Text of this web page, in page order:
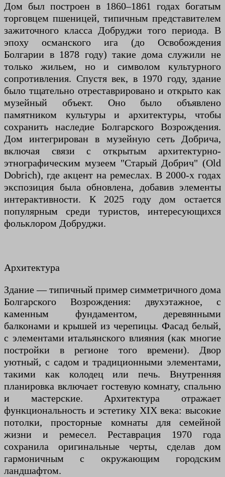
Дом был построен в 1860–1861 годах богатым
торговцем пшеницей, типичным представителем
зажиточного класса Добруджи того периода. В
эпоху османского ига (до Освобождения
Болгарии в 1878 году) такие дома служили не
только жильем, но и символом культурного
сопротивления. Спустя век, в 1970 году, здание
было тщательно отреставрировано и открыто как
музейный объект. Оно было объявлено
памятником культуры и архитектуры, чтобы
сохранить наследие Болгарского Возрождения.
Дом интегрирован в музейную сеть Добрича,
включая связи с открытым архитектурно-
этнографическим музеем "Старый Добрич" (Old
Dobrich), где акцент на ремеслах. В 2000-х годах
экспозиция была обновлена, добавив элементы
интерактивности. К 2025 году дом остается
популярным среди туристов, интересующихся
фольклором Добруджи.
Архитектура
Здание — типичный пример симметричного дома
Болгарского Возрождения: двухэтажное, с
каменным фундаментом, деревянными
балконами и крышей из черепицы. Фасад белый,
с элементами итальянского влияния (как многие
постройки в регионе того времени). Двор
уютный, с садом и традиционными элементами,
такими как колодец или печь. Внутренняя
планировка включает гостевую комнату, спальню
и мастерские. Архитектура отражает
функциональность и эстетику XIX века: высокие
потолки, просторные комнаты для семейной
жизни и ремесел. Реставрация 1970 года
сохранила оригинальные черты, сделав дом
гармоничным с окружающим городским
ландшафтом.